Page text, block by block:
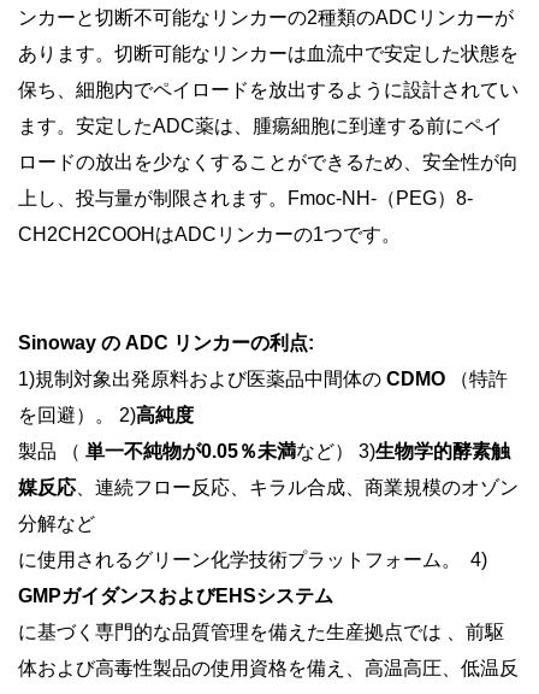
ンカーと切断不可能なリンカーの2種類のADCリンカーが
あります。切断可能なリンカーは血流中で安定した状態を
保ち、細胞内でペイロードを放出するように設計されてい
ます。安定したADC薬は、腫瘍細胞に到達する前にペイ
ロードの放出を少なくすることができるため、安全性が向
上し、投与量が制限されます。Fmoc-NH-（PEG）8-
CH2CH2COOHはADCリンカーの1つです。
Sinoway の ADC リンカーの利点:
1)規制対象出発原料および医薬品中間体の CDMO
（特許
を回避）。 2)高純度
製品
（ 単一不純物が0.05％未満など） 3)生物学的酵素触
媒反応 、連続フロー反応、キラル合成、商業規模のオゾン
分解など
に使用されるグリーン化学技術プラットフォーム。 4)
GMPガイダンスおよびEHSシステム
に基づく専門的な品質管理を備えた生産拠点では
、前駆
体および高毒性製品の使用資格を備え、高温高圧、低温反